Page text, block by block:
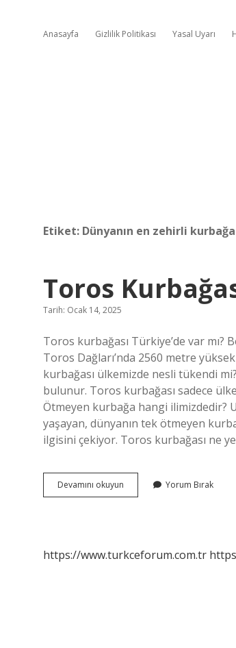
Anasayfa Gizlilik Politikası Yasal Uyarı
Etiket: Dünyanın en zehirli
Toros
Tarih: Ocak 14, 2025
Toros kurbağası Türkiye’de var mı?
Toros Dağları’nda 2560 metre
kurbağası ülkemizde nesli tükendi
bulunur. Toros kurbağası sadece
Ötmeyen kurbağa hangi ilimizdedir?
yaşayan, dünyanın tek ötmeyen
ilgisini çekiyor. Toros kurbağası ne
Devamını okuyun
Kurbağası
Yorum Bırak
https://www.turkceforum.com.tr